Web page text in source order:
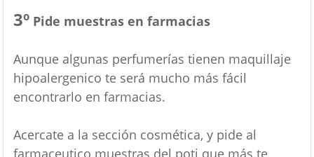
3ºPide muestras en farmacias
Aunque algunas perfumerías tienen maquillaje
hipoalergenico te será mucho más fácil
encontrarlo en farmacias.
Acercate a la sección cosmética, y pide al
farmaceutico muestras del poti que más te